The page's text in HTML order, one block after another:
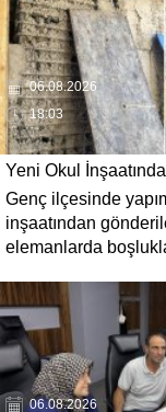
06.08.2026
18:03
Yeni Okul
Genç ilçesinde
inşaatından
elemanlarda
oluştururken, yetkili
çağrısı yapıldı.
06.08.2026